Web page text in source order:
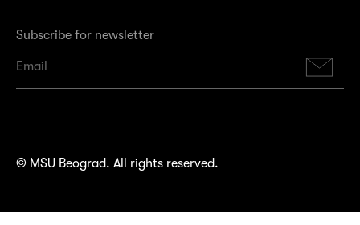
Subscribe for newsletter
© MSU Beograd. All rights reserved.